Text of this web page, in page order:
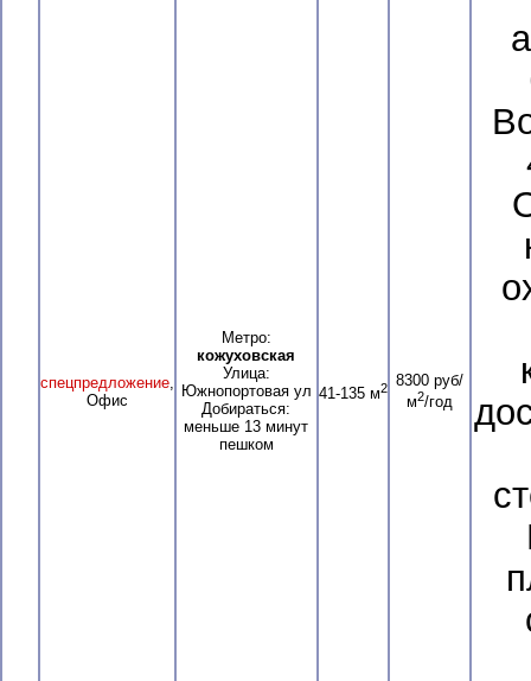
спецпредложение,
Офис
Метро:
кожуховская
Улица:
Южнопортовая ул
Добираться:
меньше 13 минут
пешком
41-135 м2
8300 руб/
м2/год